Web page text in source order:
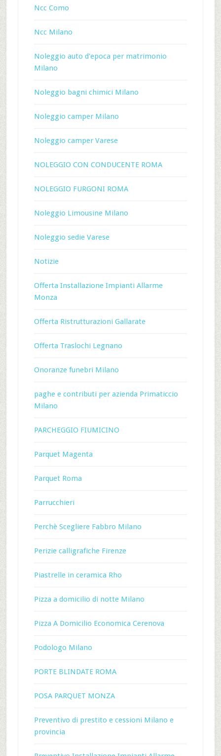
Ncc Como
Ncc Milano
Noleggio auto d'epoca per matrimonio
Milano
Noleggio bagni chimici Milano
Noleggio camper Milano
Noleggio camper Varese
NOLEGGIO CON CONDUCENTE ROMA
NOLEGGIO FURGONI ROMA
Noleggio Limousine Milano
Noleggio sedie Varese
Notizie
Offerta Installazione Impianti Allarme
Monza
Offerta Ristrutturazioni Gallarate
Offerta Traslochi Legnano
Onoranze funebri Milano
paghe e contributi per azienda Primaticcio
Milano
PARCHEGGIO FIUMICINO
Parquet Magenta
Parquet Roma
Parrucchieri
Perchè Scegliere Fabbro Milano
Perizie calligrafiche Firenze
Piastrelle in ceramica Rho
Pizza a domicilio di notte Milano
Pizza A Domicilio Economica Cerenova
Podologo Milano
PORTE BLINDATE ROMA
POSA PARQUET MONZA
Preventivo di prestito e cessioni Milano e
provincia